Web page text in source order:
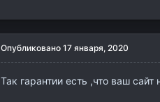
Опубликовано 17 января, 2020
Так гарантии есть ,что ваш